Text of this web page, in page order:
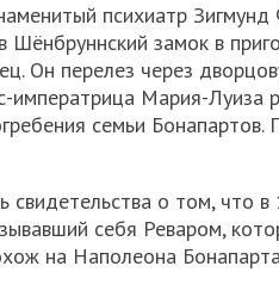
психиатр
замок в
Он перелез через
Мария-Луиза
семьи
о том, что
себя Реваром,
на Наполеона